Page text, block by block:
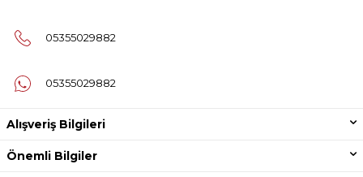
05355029882
05355029882
Alışveriş Bilgileri
Önemli Bilgiler